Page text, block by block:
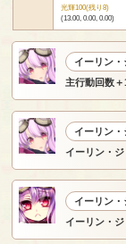
光輝100(残り8)
(13.00, 0.00, 0.00)
イーリン
主行動回数＋
イーリン
イーリン・
イーリン
イーリン・